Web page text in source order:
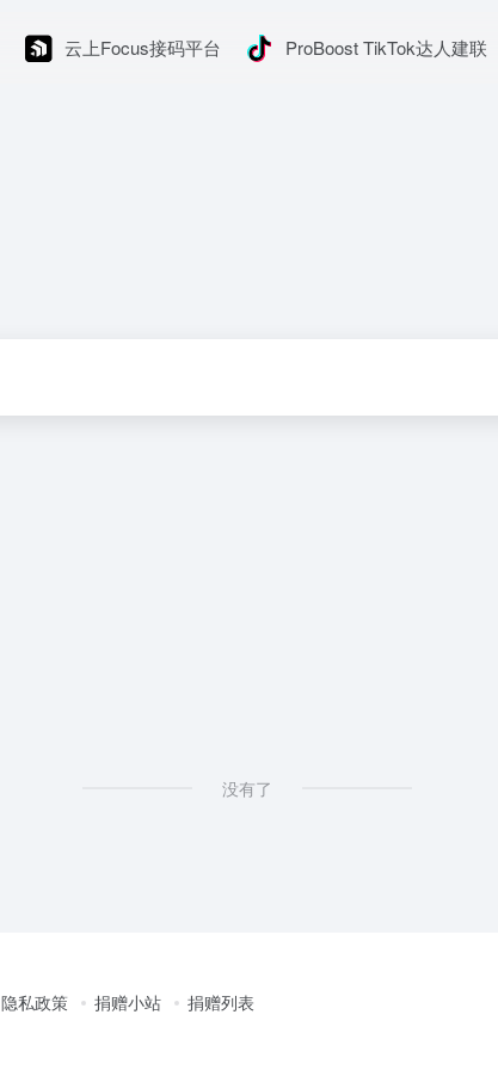
云上Focus接码平台 ProBoost TikTok达人建联
没有了
隐私政策 捐赠小站 捐赠列表